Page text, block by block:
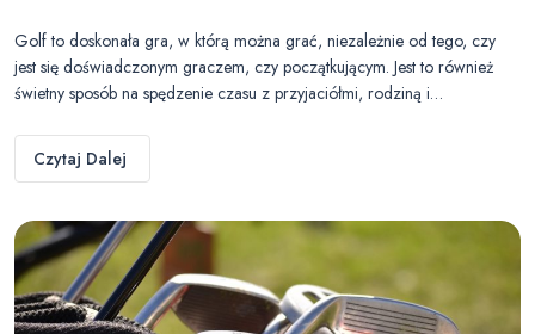
Golf to doskonała gra, w którą można grać, niezależnie od tego, czy
jest się doświadczonym graczem, czy początkującym. Jest to również
świetny sposób na spędzenie czasu z przyjaciółmi, rodziną i…
Czytaj Dalej